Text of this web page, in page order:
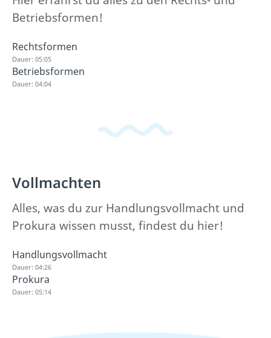
Betriebsformen!
Rechtsformen
Dauer: 05:05
Betriebsformen
Dauer: 04:04
Vollmachten
Alles, was du zur Handlungsvollmacht und
Prokura wissen musst, findest du hier!
Handlungsvollmacht
Dauer: 04:26
Prokura
Dauer: 05:14